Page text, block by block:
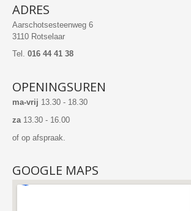
ADRES
Aarschotsesteenweg 6
3110 Rotselaar
Tel. 016 44 41 38
OPENINGSUREN
ma-vrij 13.30 - 18.30
za 13.30 - 16.00
of op afspraak.
GOOGLE MAPS